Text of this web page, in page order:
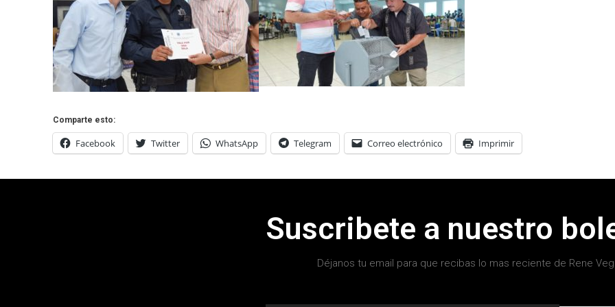
Comparte esto:
Facebook Twitter WhatsApp Telegram Correo electrónico Imprimir
Suscribete a nuestro
Déjanos tu email para que recibas lo mas reciente de Rene